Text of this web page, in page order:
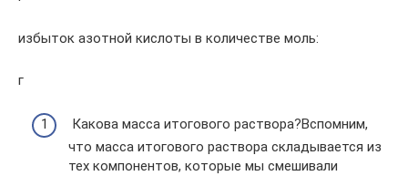
избыток азотной кислоты в количестве моль:
г
Какова масса итогового раствора?Вспомним,
что масса итогового раствора складывается из
тех компонентов, которые мы смешивали